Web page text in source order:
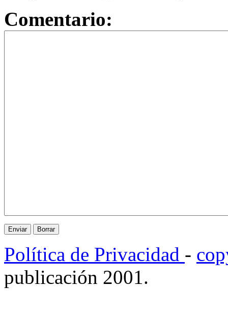
Comentario:
Política de Privacidad -
publicación 2001.